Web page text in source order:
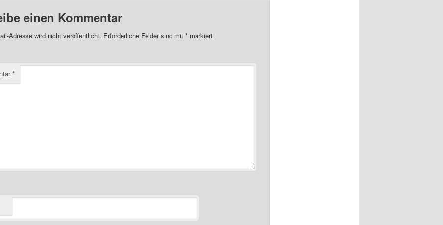
einen Kommentar
Adresse wird nicht veröffentlicht. Erforderliche Felder sind mit *markiert
*